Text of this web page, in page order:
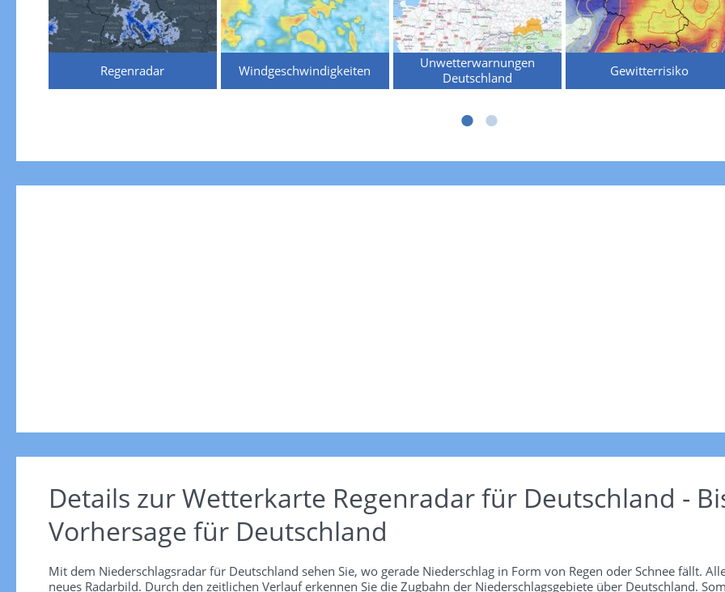
Regenradar Windgeschwindigkeiten
Unwetterwarnungen
Deutschland
Gewitterrisiko
Details zur Wetterkarte Regenradar für Deutschland -
Vorhersage für Deutschland
Mit dem Niederschlagsradar für Deutschland sehen Sie, wo gerade Niederschlag in Form von Regen oder Schnee fällt.
neues Radarbild. Durch den zeitlichen Verlauf erkennen Sie die Zugbahn der Niederschlagsgebiete über Deutschland.